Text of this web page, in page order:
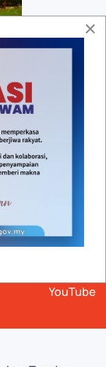
Memberi
|Peta
Facebook
YouTube
×